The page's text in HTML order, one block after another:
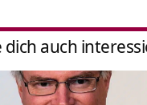
dich auch